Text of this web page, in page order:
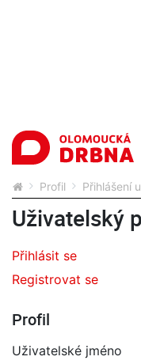
Profil Přihlášení
Uživatelský
Přihlásit se
Registrovat se
Profil
Uživatelské jméno